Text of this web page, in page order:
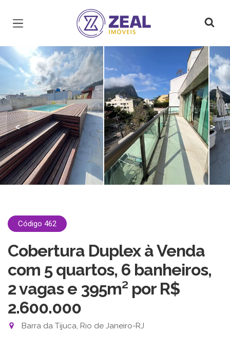
Página inicial
< >
Código 462
Cobertura Duplex à Venda
com 5 quartos, 6 banheiros,
2 vagas e 395m² por R$
2.600.000
Barra da Tijuca, Rio de Janeiro-RJ